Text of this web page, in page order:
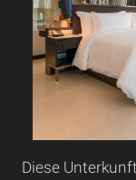
Diese